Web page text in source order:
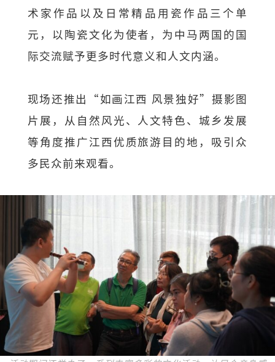
术家作品以及日常精品用瓷作品三个单
元，以陶瓷文化为使者，为中马两国的国
际交流赋予更多时代意义和人文内涵。
现场还推出“如画江西 风景独好”摄影图
片展，从自然风光、人文特色、城乡发展
等角度推广江西优质旅游目的地，吸引众
多民众前来观看。